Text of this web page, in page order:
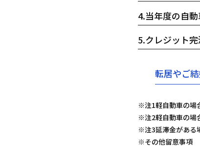
4.当年度の自
5.クレジット
転居やご
※注1軽自動車の場
※注2軽自動車の場
※注3延滞金がある
※その他留意事項